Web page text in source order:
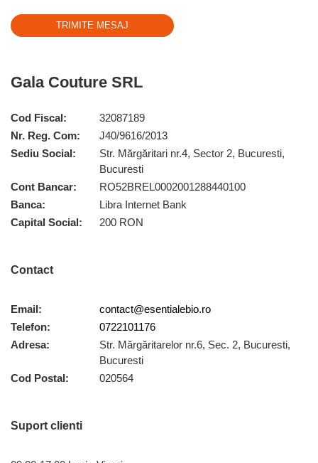
Gala Couture SRL
Cod Fiscal:
32087189
Nr. Reg. Com:
J40/9616/2013
Sediu Social:
Str. Mărgăritari nr.4, Sector 2, Bucuresti,
Bucuresti
Cont Bancar:
RO52BREL0002001288440100
Banca:
Libra Internet Bank
Capital Social:
200 RON
Contact
Email:
contact@esentialebio.ro
Telefon:
0722101176
Adresa:
Str. Mărgăritarelor nr.6, Sec. 2, Bucuresti,
Bucuresti
Cod Postal:
020564
Suport clienti